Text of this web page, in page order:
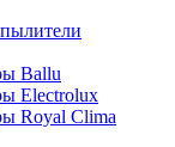
Ballu
Electrolux
Royal Clima